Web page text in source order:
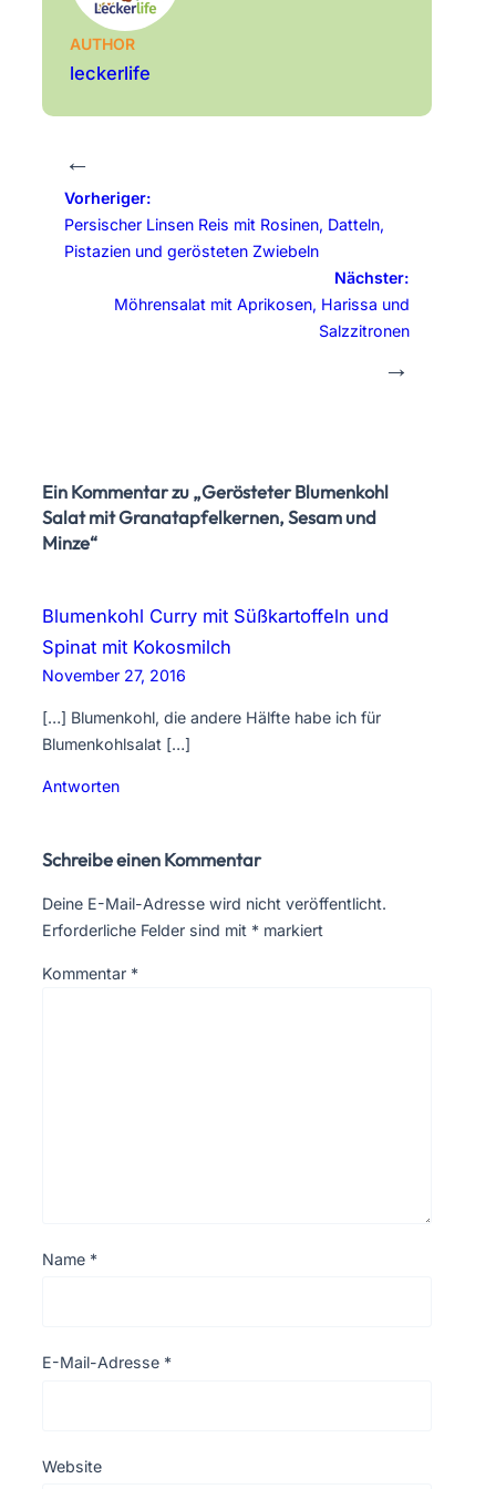
AUTHOR
leckerlife
←
Vorheriger:
Persischer Linsen Reis mit Rosinen, Datteln,
Pistazien und gerösteten Zwiebeln
Nächster:
Möhrensalat mit Aprikosen, Harissa und
Salzzitronen
→
Ein Kommentar zu „Gerösteter Blumenkohl
Salat mit Granatapfelkernen, Sesam und
Minze“
Blumenkohl Curry mit Süßkartoffeln und
Spinat mit Kokosmilch
November 27, 2016
[…] Blumenkohl, die andere Hälfte habe ich für
Blumenkohlsalat […]
Antworten
Schreibe einen Kommentar
Deine E-Mail-Adresse wird nicht veröffentlicht.
Erforderliche Felder sind mit * markiert
Kommentar *
Name *
E-Mail-Adresse *
Website